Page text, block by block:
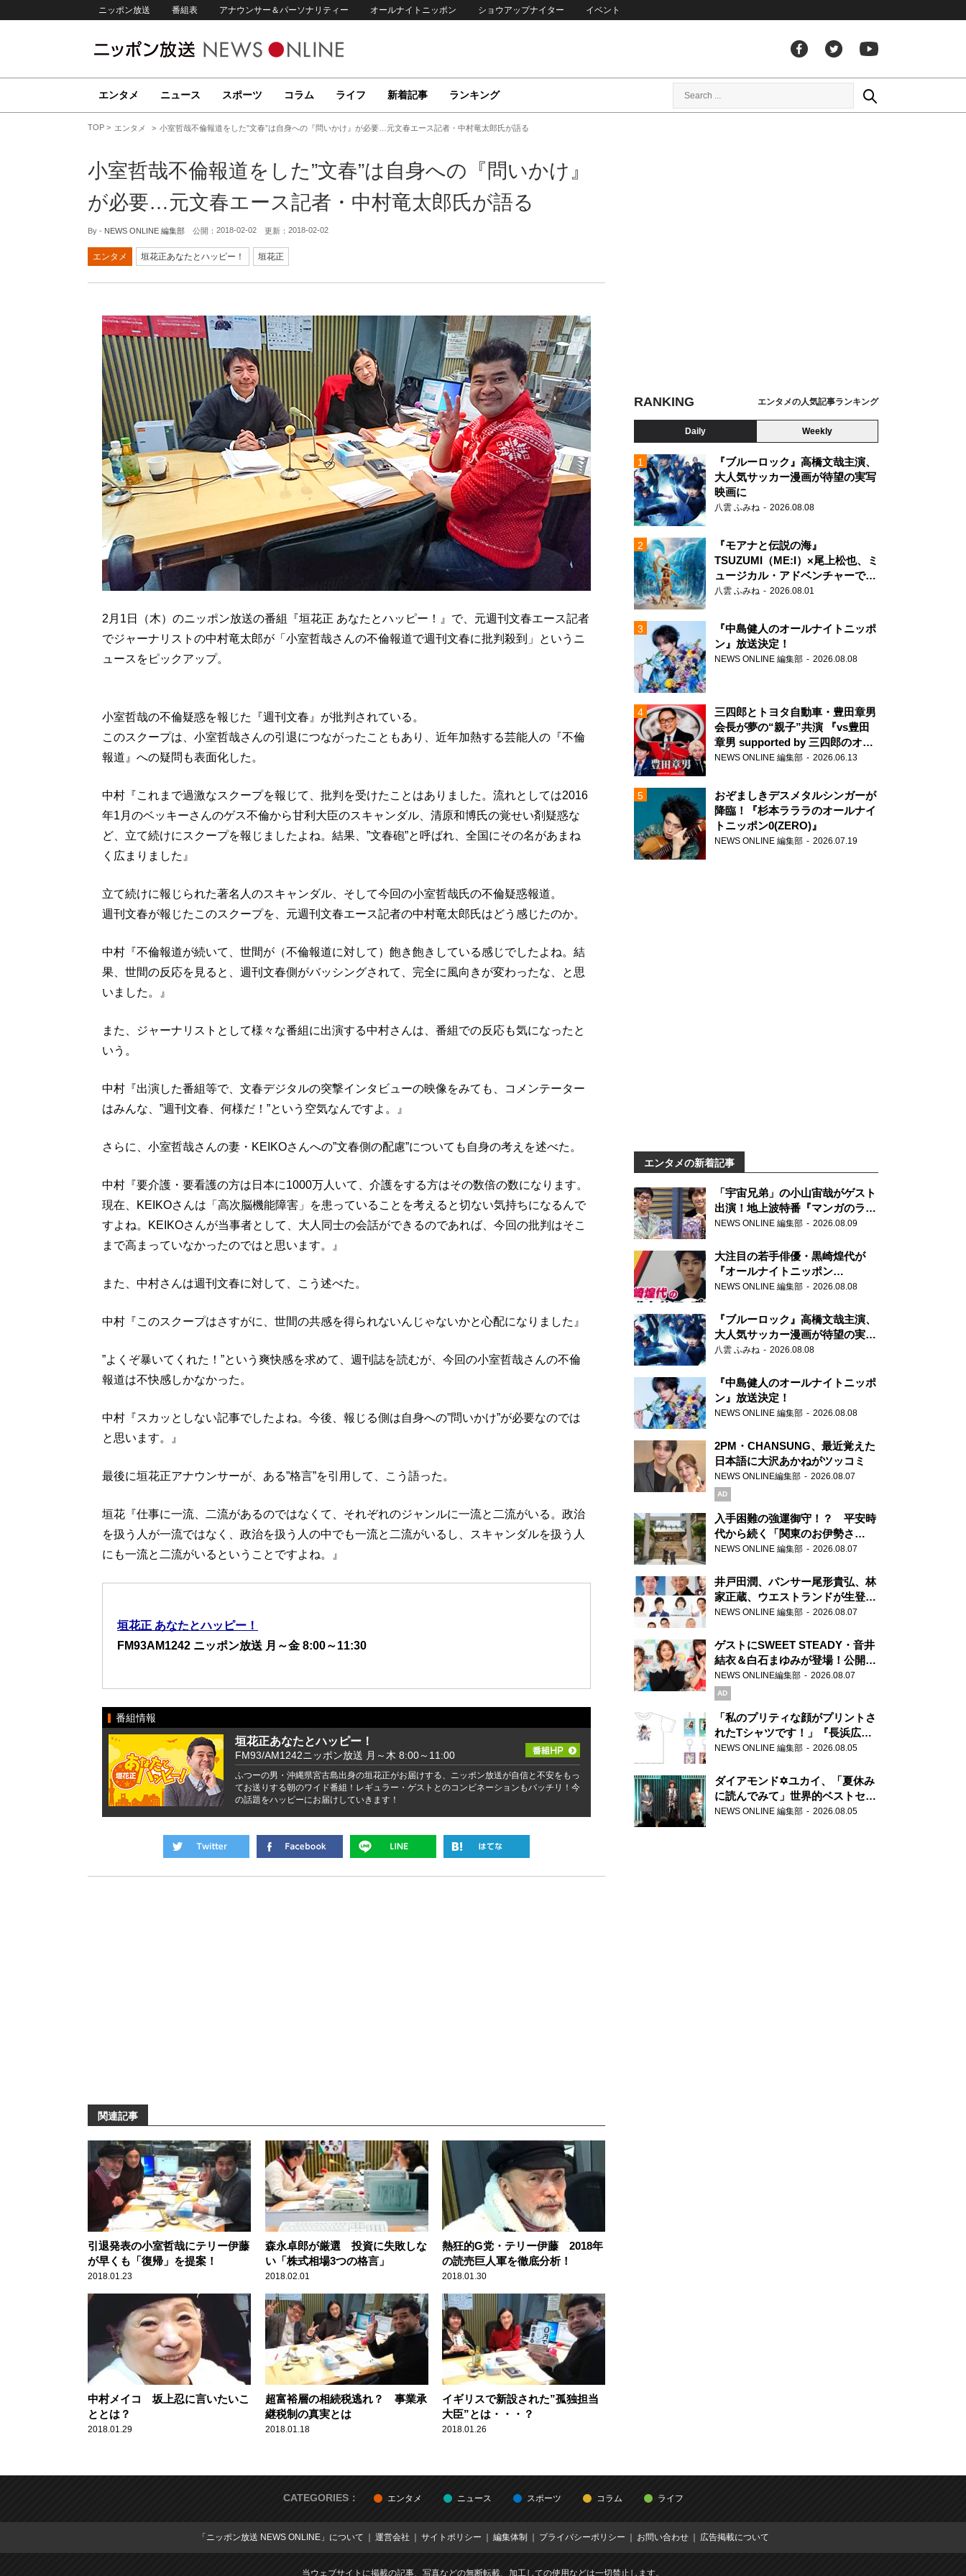
ニッポン放送 番組表 アナウンサー＆パーソナリティー オールナイトニッポン ショウアップナイター イベント
エンタメ ニュース スポーツ コラム ライフ 新着記事 ランキング
TOP エンタメ 小室哲哉不倫報道をした”文春”は自身への『問いかけ』が必要…元文春エース記者・中村竜太郎氏が語る
小室哲哉不倫報道をした”文春”は自身への『問いかけ』
が必要…元文春エース記者・中村竜太郎氏が語る
By - NEWS ONLINE 編集部 公開： 2018-02-02 更新： 2018-02-02
エンタメ 垣花正あなたとハッピー！ 垣花正
2月1日（木）のニッポン放送の番組『垣花正 あなたとハッピー！』で、元週刊文春エース記者
でジャーナリストの中村竜太郎が「小室哲哉さんの不倫報道で週刊文春に批判殺到」というニ
ュースをピックアップ。
小室哲哉の不倫疑惑を報じた『週刊文春』が批判されている。
このスクープは、小室哲哉さんの引退につながったこともあり、近年加熱する芸能人の『不倫
報道』への疑問も表面化した。
中村『これまで過激なスクープを報じて、批判を受けたことはありました。流れとしては2016
年1月のベッキーさんのゲス不倫から甘利大臣のスキャンダル、清原和博氏の覚せい剤疑惑な
ど、立て続けにスクープを報じましたよね。結果、”文春砲”と呼ばれ、全国にその名があまね
く広まりました』
立て続けに報じられた著名人のスキャンダル、そして今回の小室哲哉氏の不倫疑惑報道。
週刊文春が報じたこのスクープを、元週刊文春エース記者の中村竜太郎氏はどう感じたのか。
中村『不倫報道が続いて、世間が（不倫報道に対して）飽き飽きしている感じでしたよね。結
果、世間の反応を見ると、週刊文春側がバッシングされて、完全に風向きが変わったな、と思
いました。』
また、ジャーナリストとして様々な番組に出演する中村さんは、番組での反応も気になったと
いう。
中村『出演した番組等で、文春デジタルの突撃インタビューの映像をみても、コメンテーター
はみんな、”週刊文春、何様だ！”という空気なんですよ。』
さらに、小室哲哉さんの妻・KEIKOさんへの”文春側の配慮”についても自身の考えを述べた。
中村『要介護・要看護の方は日本に1000万人いて、介護をする方はその数倍の数になります。
現在、KEIKOさんは「高次脳機能障害」を患っていることを考えると切ない気持ちになるんで
すよね。KEIKOさんが当事者として、大人同士の会話ができるのであれば、今回の批判はそこ
まで高まっていなかったのではと思います。』
また、中村さんは週刊文春に対して、こう述べた。
中村『このスクープはさすがに、世間の共感を得られないんじゃないかと心配になりました』
”よくぞ暴いてくれた！”という爽快感を求めて、週刊誌を読むが、今回の小室哲哉さんの不倫
報道は不快感しかなかった。
中村『スカッとしない記事でしたよね。今後、報じる側は自身への”問いかけ”が必要なのでは
と思います。』
最後に垣花正アナウンサーが、ある”格言”を引用して、こう語った。
垣花『仕事に一流、二流があるのではなくて、それぞれのジャンルに一流と二流がいる。政治
を扱う人が一流ではなく、政治を扱う人の中でも一流と二流がいるし、スキャンダルを扱う人
にも一流と二流がいるということですよね。』
垣花正 あなたとハッピー！
FM93AM1242 ニッポン放送 月～金 8:00～11:30
番組情報
垣花正あなたとハッピー！
FM93/AM1242ニッポン放送 月～木 8:00～11:00
ふつーの男・沖縄県宮古島出身の垣花正がお届けする、ニッポン放送が自信と不安をもっ
てお送りする朝のワイド番組！レギュラー・ゲストとのコンビネーションもバッチリ！今
の話題をハッピーにお届けしていきます！
関連記事
引退発表の小室哲哉にテリー伊藤
が早くも「復帰」を提案！
2018.01.23
森永卓郎が厳選 投資に失敗しな
い「株式相場3つの格言」
2018.02.01
熱狂的G党・テリー伊藤 2018年
の読売巨人軍を徹底分析！
2018.01.30
中村メイコ 坂上忍に言いたいこ
ととは？
2018.01.29
超富裕層の相続税逃れ？ 事業承
継税制の真実とは
2018.01.18
イギリスで新設された”孤独担当
大臣”とは・・・？
2018.01.26
RANKING エンタメの人気記事ランキング
Daily Weekly
『ブルーロック』高橋文哉主演、
大人気サッカー漫画が待望の実写
映画に
八雲 ふみね 2026.08.08
『モアナと伝説の海』
TSUZUMI（ME:I）×尾上松也、ミ
ュージカル・アドベンチャーで美
声を響かせる
八雲 ふみね 2026.08.01
『中島健人のオールナイトニッポ
ン』放送決定！
NEWS ONLINE 編集部 2026.08.08
三四郎とトヨタ自動車・豊田章男
会長が夢の“親子”共演 『vs豊田
章男 supported by 三四郎のオー
ルナイトニッポン0(ZERO)』
NEWS ONLINE 編集部 2026.06.13
おぞましきデスメタルシンガーが
降臨！『杉本ラララのオールナイ
トニッポン0(ZERO)』
NEWS ONLINE 編集部 2026.07.19
エンタメの新着記事
「宇宙兄弟」の小山宙哉がゲスト
出演！地上波特番『マンガのラジ
オ 宇宙兄弟スペシャル 』
NEWS ONLINE 編集部 2026.08.09
大注目の若手俳優・黒崎煌代が
『オールナイトニッポン
0(ZERO)』に初登場「今からとて
NEWS ONLINE 編集部 2026.08.08
『ブルーロック』高橋文哉主演、
大人気サッカー漫画が待望の実写
映画に
八雲 ふみね 2026.08.08
『中島健人のオールナイトニッポ
ン』放送決定！
NEWS ONLINE 編集部 2026.08.08
2PM・CHANSUNG、最近覚えた
日本語に大沢あかねがツッコミ
NEWS ONLINE編集部 2026.08.07
AD
入手困難の強運御守！？ 平安時
代から続く「関東のお伊勢さ
ま」、芝大神宮にてランパンプス
NEWS ONLINE 編集部 2026.08.07
井戸田潤、パンサー尾形貴弘、林
家正蔵、ウエストランドが生登
場！『ラジオビバリー昼ズ』
NEWS ONLINE 編集部 2026.08.07
ゲストにSWEET STEADY・音井
結衣＆白石まゆみが登場！公開収
録で素顔全開！
NEWS ONLINE編集部 2026.08.07
AD
「私のプリティな顔がプリントさ
れたTシャツです！」『長浜広奈
天下無双』初の番組グッズ発売
NEWS ONLINE 編集部 2026.08.05
ダイアモンド✡ユカイ、「夏休み
に読んでみて」世界的ベストセラ
ー『アナスタシア』を紹介
NEWS ONLINE 編集部 2026.08.05
CATEGORIES： エンタメ ニュース スポーツ コラム ライフ
「ニッポン放送 NEWS ONLINE」について 運営会社 サイトポリシー 編集体制 プライバシーポリシー お問い合わせ 広告掲載について
当ウェブサイトに掲載の記事、写真などの無断転載、加工しての使用などは一切禁止します。